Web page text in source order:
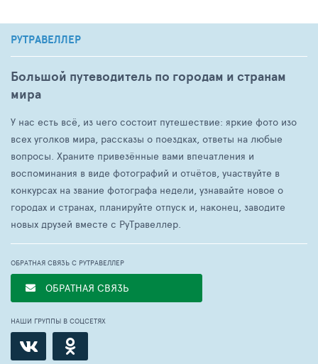
РУТРАВЕЛЛЕР
Большой путеводитель по городам и странам
мира
У нас есть всё, из чего состоит путешествие: яркие фото изо
всех уголков мира, рассказы о поездках, ответы на любые
вопросы. Храните привезённые вами впечатления и
воспоминания в виде фотографий и отчётов, участвуйте в
конкурсах на звание фотографа недели, узнавайте новое о
городах и странах, планируйте отпуск и, наконец, заводите
новых друзей вместе с РуТравеллер.
ОБРАТНАЯ СВЯЗЬ С РУТРАВЕЛЛЕР
ОБРАТНАЯ СВЯЗЬ
НАШИ ГРУППЫ В СОЦСЕТЯХ